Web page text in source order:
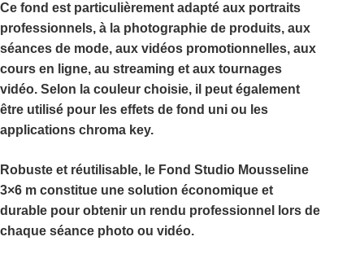
Ce fond est particulièrement adapté aux portraits
professionnels, à la photographie de produits, aux
séances de mode, aux vidéos promotionnelles, aux
cours en ligne, au streaming et aux tournages
vidéo. Selon la couleur choisie, il peut également
être utilisé pour les effets de fond uni ou les
applications chroma key.
Robuste et réutilisable, le Fond Studio Mousseline
3×6 m constitue une solution économique et
durable pour obtenir un rendu professionnel lors de
chaque séance photo ou vidéo.